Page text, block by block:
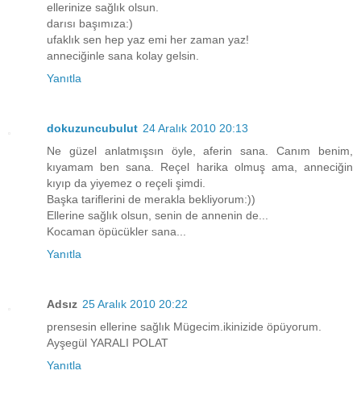
ellerinize sağlık olsun.
darısı başımıza:)
ufaklık sen hep yaz emi her zaman yaz!
anneciğinle sana kolay gelsin.
Yanıtla
dokuzuncubulut 24 Aralık 2010 20:13
Ne güzel anlatmışsın öyle, aferin sana. Canım benim,
kıyamam ben sana. Reçel harika olmuş ama, anneciğin
kıyıp da yiyemez o reçeli şimdi.
Başka tariflerini de merakla bekliyorum:))
Ellerine sağlık olsun, senin de annenin de...
Kocaman öpücükler sana...
Yanıtla
Adsız 25 Aralık 2010 20:22
prensesin ellerine sağlık Mügecim.ikinizide öpüyorum.
Ayşegül YARALI POLAT
Yanıtla